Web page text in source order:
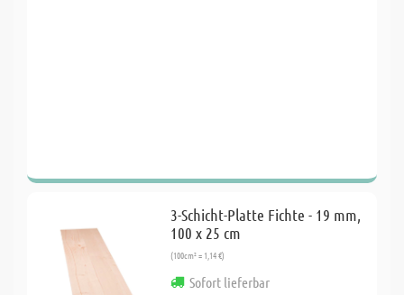
3-Schicht-Platte Fichte - 19 mm,
100 x 25 cm
(100cm² = 1,14 €)
Sofort lieferbar